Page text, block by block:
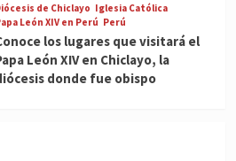
de Chiclayo Iglesia Católica
León XIV en Perú Perú
los lugares que visitará el
León XIV en Chiclayo, la
donde fue obispo